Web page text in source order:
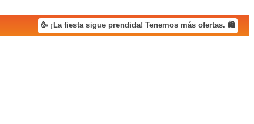
🥳 ¡La fiesta sigue prendida! Tenemos más ofertas. 🛍️